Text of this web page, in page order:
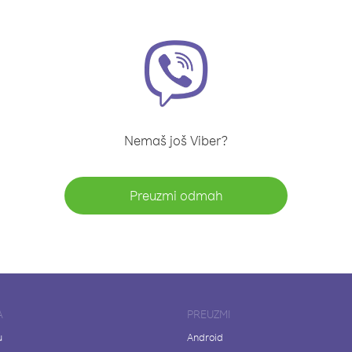
Nemaš još Viber?
Preuzmi odmah
PREUZMI
Android